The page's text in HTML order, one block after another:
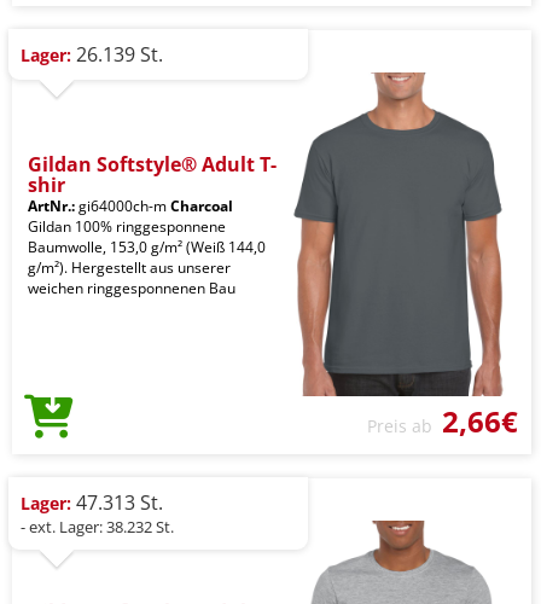
Lager: 26.139 St.
Gildan Softstyle® Adult T-
shir
ArtNr.:gi64000ch-mCharcoal
Gildan 100% ringgesponnene
Baumwolle, 153,0 g/m² (Weiß 144,0
g/m²). Hergestellt aus unserer
weichen ringgesponnenen Bau
Preis ab 2,66€
Lager: 47.313 St.
- ext. Lager: 38.232 St.